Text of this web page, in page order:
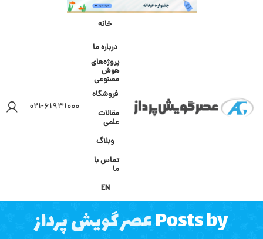
خانه
درباره ما
پروژه‌های
هوش
مصنوعی
فروشگاه
مقالات
علمی
وبلاگ
تماس با
ما
EN
۰۲۱-۶۱۹۳۱۰۰۰
Posts byعصر گویش پرداز